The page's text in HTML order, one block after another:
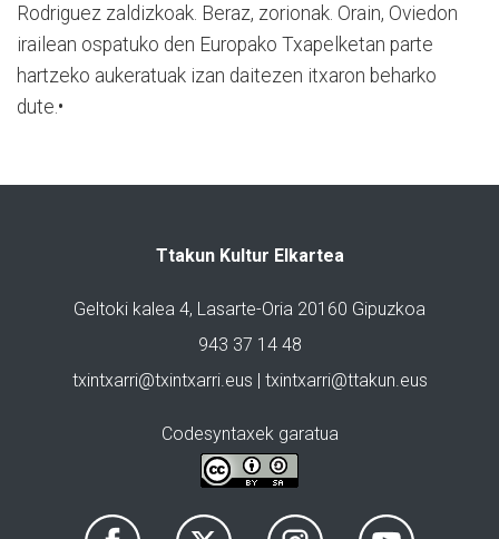
Rodriguez zaldizkoak. Beraz, zorionak. Orain, Oviedon
irailean ospatuko den Europako Txapelketan parte
hartzeko aukeratuak izan daitezen itxaron beharko
dute.•
Ttakun Kultur Elkartea
Geltoki kalea 4, Lasarte-Oria 20160 Gipuzkoa
943 37 14 48
txintxarri@txintxarri.eus | txintxarri@ttakun.eus
Codesyntaxek garatua